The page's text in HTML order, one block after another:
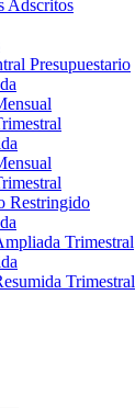
Adscritos
Presupuestario
Restringido
Trimestral
Trimestral